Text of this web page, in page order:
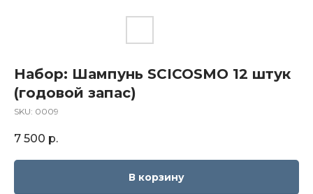
Набор: Шампунь SCICOSMO 12 штук
(годовой запас)
SKU: 0009
7 500 р.
В корзину